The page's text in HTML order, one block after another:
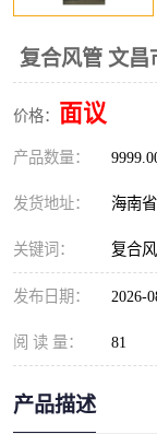
复合风管 文昌
价格： 面议
产品数量：
发货地址： 海南
关键词： 复合
发布日期： 2026-
阅 读 量： 81
产品描述
排烟风机
油烟净化器